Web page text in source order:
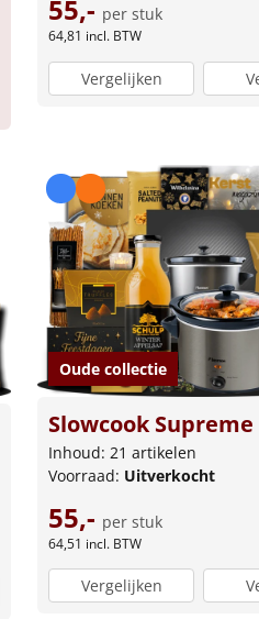
55,- per stuk
64,81 incl. BTW
Vergelijken
Oude collectie
Slowcook Supreme
Inhoud: 21 artikelen
Voorraad: Uitverkocht
55,- per stuk
64,51 incl. BTW
Vergelijken